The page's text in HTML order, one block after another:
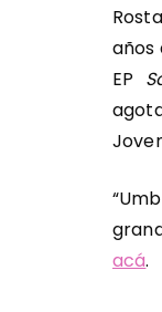
años
EP
acá.